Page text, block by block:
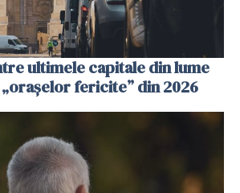
ultimele capitale din lume
fericite” din 2026